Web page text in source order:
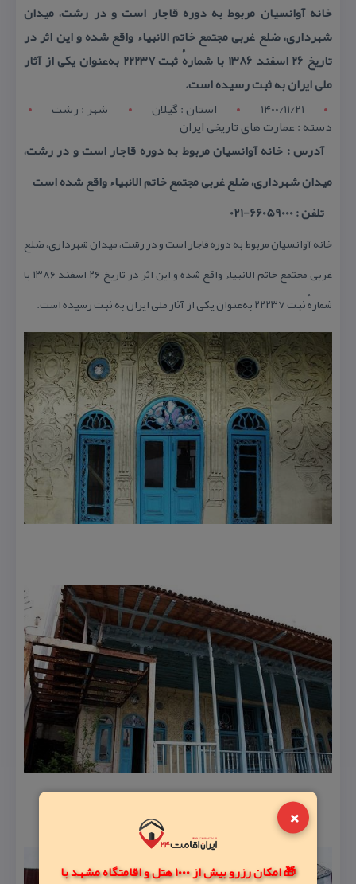
×
🎁 امکان رزرو بیش از 1000 هتل و اقامتگاه مشهد با
خانه آوانسیان مربوط به دوره قاجار است و در رشت، میدان
شهرداری، ضلع غربی مجتمع خاتم الانبیاء واقع شده و این اثر در
تاریخ ۲۶ اسفند ۱۳۸۶ با شمارهٔ ثبت ۲۲۲۳۷ به‌عنوان یكی از آثار
ملی ایران به ثبت رسیده است.
1400/11/21
استان : گيلان شهر : رشت
دسته : عمارت های تاریخی ایران
آدرس : خانه آوانسیان مربوط به دوره قاجار است و در رشت،
میدان شهرداری، ضلع غربی مجتمع خاتم الانبیاء واقع شده است
تلفن : 66059000-021
خانه آوانسیان مربوط به دوره قاجار است و در رشت، میدان شهرداری، ضلع
غربی مجتمع خاتم الانبیاء واقع شده و این اثر در تاریخ ۲۶ اسفند ۱۳۸۶ با
شمارهٔ ثبت ۲۲۲۳۷ به‌عنوان یكی از آثار ملی ایران به ثبت رسیده است.